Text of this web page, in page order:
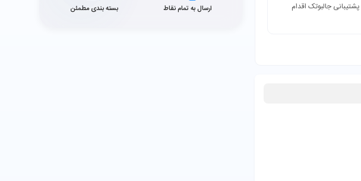
جالبوتک اقدام
ارسال به تمام نقاط بسته بندی مطمئن